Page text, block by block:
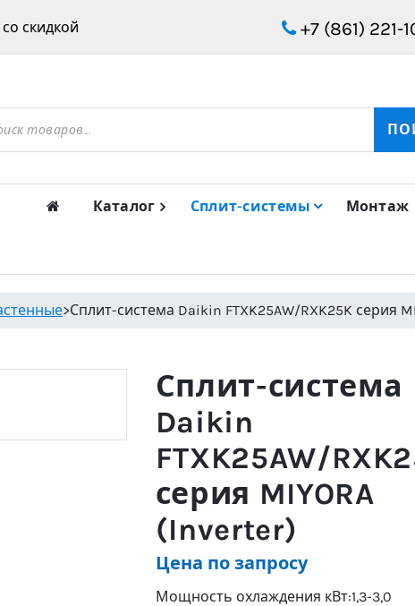
+7 (861) 221-
скидкой
Каталог Сплит-системы Монтаж
>Сплит-система Daikin FTXK25AW/RXK25K серия
Сплит-система
Daikin
FTXK25AW/
серия MIYORA
(Inverter)
Цена по запросу
Мощность охлаждения кВт:1,3-3,0